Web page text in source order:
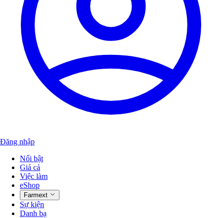
Đăng nhập
Nổi bật
Giá cả
Việc làm
eShop
Farmext
Sự kiện
Danh bạ